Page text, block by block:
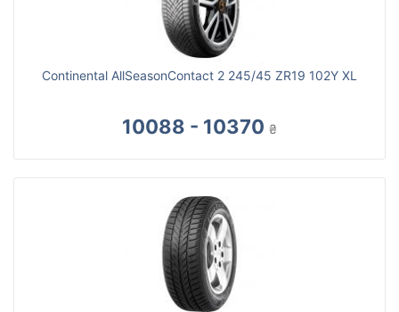
Continental AllSeasonContact 2 245/45 ZR19 102Y XL
10088 - 10370 ₴